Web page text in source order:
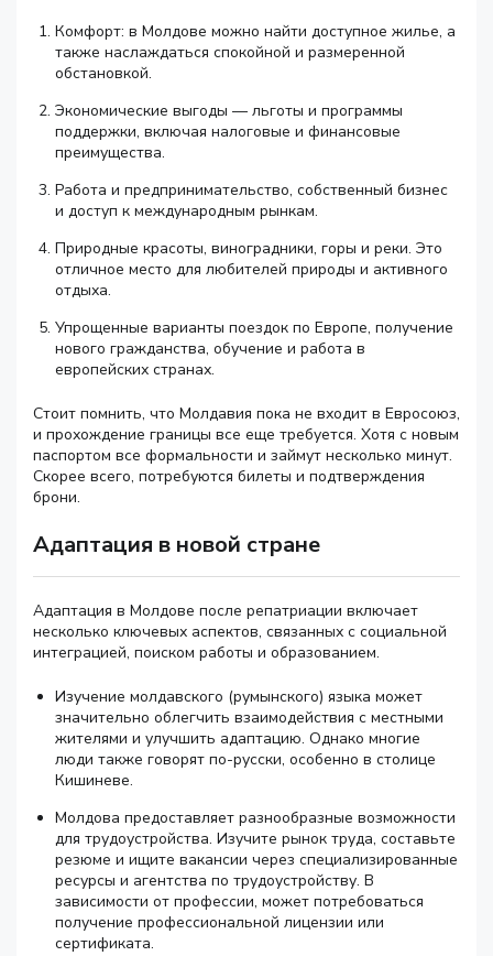
Комфорт: в Молдове можно найти доступное жилье, а
также наслаждаться спокойной и размеренной
обстановкой.
Экономические выгоды — льготы и программы
поддержки, включая налоговые и финансовые
преимущества.
Работа и предпринимательство, собственный бизнес
и доступ к международным рынкам.
Природные красоты, виноградники, горы и реки. Это
отличное место для любителей природы и активного
отдыха.
Упрощенные варианты поездок по Европе, получение
нового гражданства, обучение и работа в
европейских странах.
Стоит помнить, что Молдавия пока не входит в Евросоюз,
и прохождение границы все еще требуется. Хотя с новым
паспортом все формальности и займут несколько минут.
Скорее всего, потребуются билеты и подтверждения
брони.
Адаптация в новой стране
Адаптация в Молдове после репатриации включает
несколько ключевых аспектов, связанных с социальной
интеграцией, поиском работы и образованием.
Изучение молдавского (румынского) языка может
значительно облегчить взаимодействия с местными
жителями и улучшить адаптацию. Однако многие
люди также говорят по-русски, особенно в столице
Кишиневе.
Молдова предоставляет разнообразные возможности
для трудоустройства. Изучите рынок труда, составьте
резюме и ищите вакансии через специализированные
ресурсы и агентства по трудоустройству. В
зависимости от профессии, может потребоваться
получение профессиональной лицензии или
сертификата.